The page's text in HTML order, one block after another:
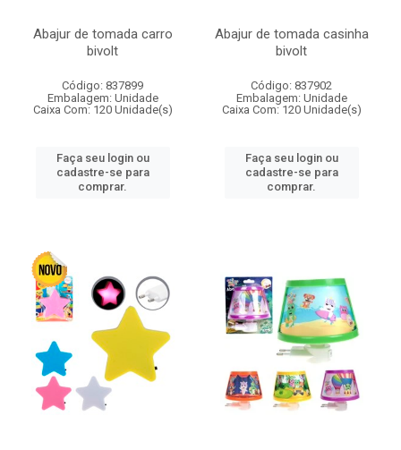
Abajur de tomada carro
bivolt
Código: 837899
Embalagem: Unidade
Caixa Com: 120 Unidade(s)
Faça seu login ou
cadastre-se para
comprar.
Abajur de tomada casinha
bivolt
Código: 837902
Embalagem: Unidade
Caixa Com: 120 Unidade(s)
Faça seu login ou
cadastre-se para
comprar.